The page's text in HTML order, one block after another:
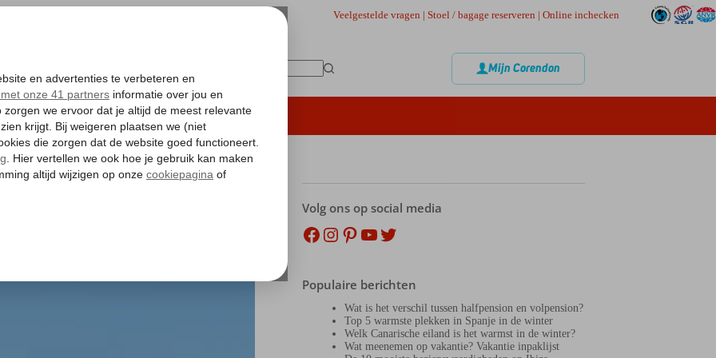
Veelgestelde vragen | Stoel / bagage reserveren |Online inchecken
Geen
resultaten
Mijn Corendon
Hoteltips Vakantie boeken
Volg ons op social media
Facebook
Instagram
Pinterest
YouTube
Twitter
Populaire berichten
Wat is het verschil tussen halfpension en volpension?
Top 5 warmste plekken in Spanje in de winter
Welk Canarische eiland is het warmst in de winter?
Wat meenemen op vakantie? Vakantie inpaklijst